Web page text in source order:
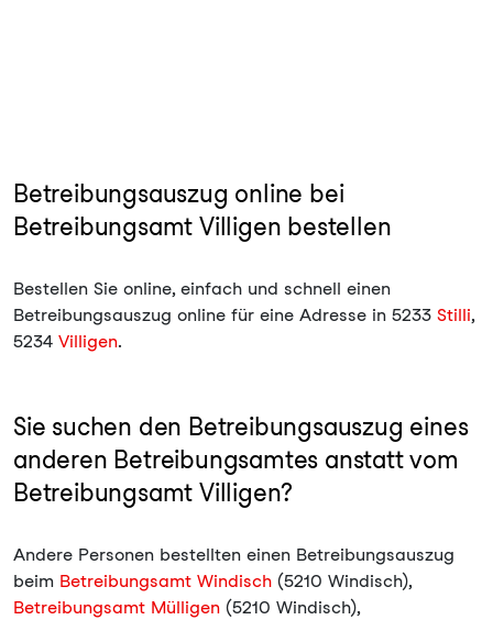
Betreibungsauszug online bei
Betreibungsamt Villigen bestellen
Bestellen Sie online, einfach und schnell einen
Betreibungsauszug online für eine Adresse in 5233 Stilli,
5234 Villigen.
Sie suchen den Betreibungsauszug eines
anderen Betreibungsamtes anstatt vom
Betreibungsamt Villigen?
Andere Personen bestellten einen Betreibungsauszug
beim Betreibungsamt Windisch (5210 Windisch),
Betreibungsamt Mülligen (5210 Windisch),